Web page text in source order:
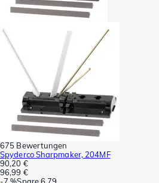
675 Bewertungen
Spyderco Sharpmaker, 204MF
90,20 €
96,99 €